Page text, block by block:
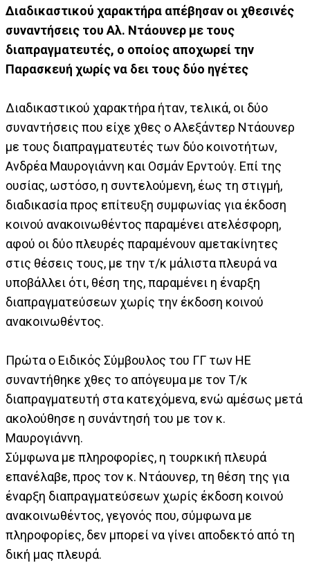
Διαδικαστικού χαρακτήρα απέβησαν οι χθεσινές
συναντήσεις του Αλ. Ντάουνερ με τους
διαπραγματευτές, ο οποίος αποχωρεί την
Παρασκευή χωρίς να δει τους δύο ηγέτες
Διαδικαστικού χαρακτήρα ήταν, τελικά, οι δύο
συναντήσεις που είχε χθες ο Αλεξάντερ Ντάουνερ
με τους διαπραγματευτές των δύο κοινοτήτων,
Ανδρέα Μαυρογιάννη και Οσμάν Ερντούγ. Επί της
ουσίας, ωστόσο, η συντελούμενη, έως τη στιγμή,
διαδικασία προς επίτευξη συμφωνίας για έκδοση
κοινού ανακοινωθέντος παραμένει ατελέσφορη,
αφού οι δύο πλευρές παραμένουν αμετακίνητες
στις θέσεις τους, με την τ/κ μάλιστα πλευρά να
υποβάλλει ότι, θέση της, παραμένει η έναρξη
διαπραγματεύσεων χωρίς την έκδοση κοινού
ανακοινωθέντος.
Πρώτα ο Ειδικός Σύμβουλος του ΓΓ των ΗΕ
συναντήθηκε χθες το απόγευμα με τον Τ/κ
διαπραγματευτή στα κατεχόμενα, ενώ αμέσως μετά
ακολούθησε η συνάντησή του με τον κ.
Μαυρογιάννη.
Σύμφωνα με πληροφορίες, η τουρκική πλευρά
επανέλαβε, προς τον κ. Ντάουνερ, τη θέση της για
έναρξη διαπραγματεύσεων χωρίς έκδοση κοινού
ανακοινωθέντος, γεγονός που, σύμφωνα με
πληροφορίες, δεν μπορεί να γίνει αποδεκτό από τη
δική μας πλευρά.